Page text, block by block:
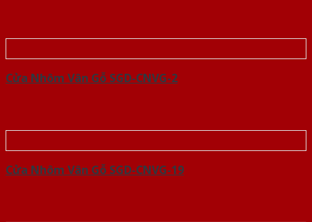
Cửa Nhôm Vân Gỗ SGD-CNVG-2
Cửa Nhôm Vân Gỗ SGD-CNVG-19